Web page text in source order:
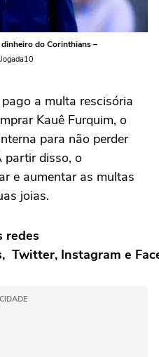
do Corinthians –
a multa rescisória
Kauê Furquim, o
para não perder
partir disso, o
e aumentar as multas
joias.
redes
Twitter, Instagram e